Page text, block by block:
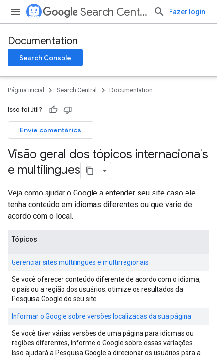
Search Central Fazer login
Documentation
Search Console
Página inicial Search Central Documentation
Isso foi útil?
Envie comentários
Visão geral dos tópicos internacionais
e multilíngues
Veja como ajudar o Google a entender seu site caso ele
tenha conteúdo em idiomas diferentes ou que varie de
acordo com o local.
Tópicos
Gerenciar sites multilíngues e multirregionais
Se você oferecer conteúdo diferente de acordo com o idioma,
o país ou a região dos usuários, otimize os resultados da
Pesquisa Google do seu site.
Informar o Google sobre versões localizadas da sua página
Se você tiver várias versões de uma página para idiomas ou
regiões diferentes, informe o Google sobre essas variações.
Isso ajudará a Pesquisa Google a direcionar os usuários para a